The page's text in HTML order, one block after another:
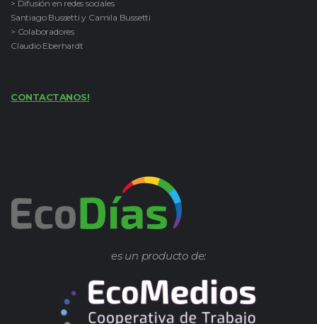
> Difusión en redes sociales
Santiago Bussetti y Camila Bussetti
> Colaboradores
Claudio Eberhardt
CONTACTANOS!
es un producto de: